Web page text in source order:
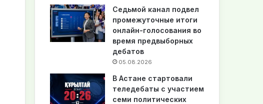
Седьмой канал подвел
промежуточные итоги
онлайн-голосования во
время предвыборных
дебатов
05.08.2026
В Астане стартовали
теледебаты с участием
семи политических